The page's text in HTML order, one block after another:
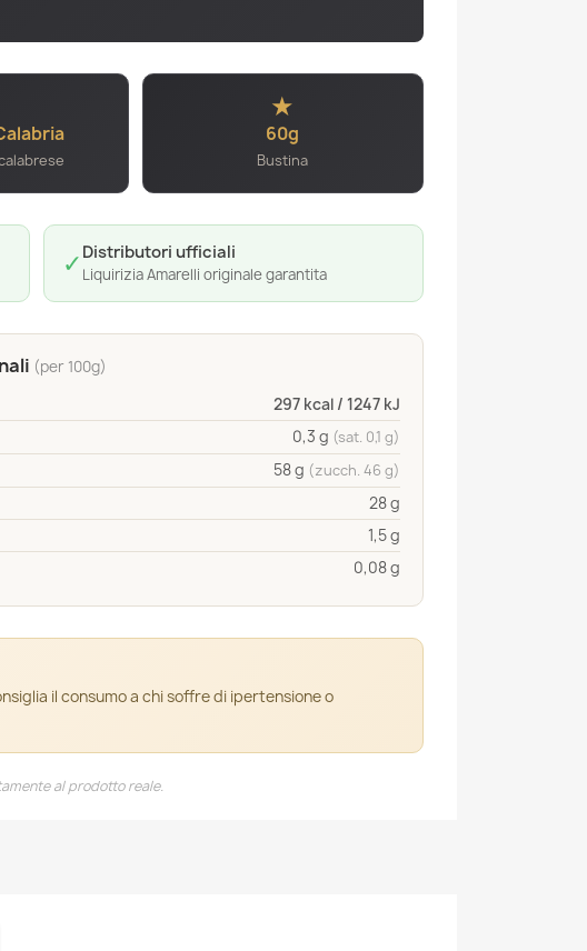
★
60g
Bustina
✓ Distributori ufficiali
Liquirizia Amarelli originale garantita
(per 100g)
297 kcal / 1247 kJ
0,3 g (sat. 0,1 g)
58 g (zucch. 46 g)
28 g
1,5 g
0,08 g
il consumo a chi soffre di ipertensione o
al prodotto reale.